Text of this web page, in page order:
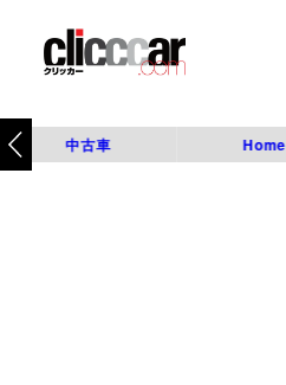
中古車 Home